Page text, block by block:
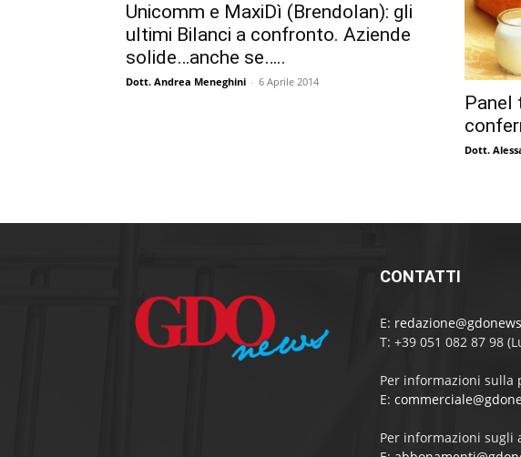
Unicomm e MaxiDì (Brendolan): gli
ultimi Bilanci a confronto. Aziende
solide…anche se…..
Dott. Andrea Meneghini - 6 Aprile 2014
Panel
Dott.
CONTATTI
E:
T: +39 051 082 87 98
Per informazioni sulla
E:
Per informazioni sugli